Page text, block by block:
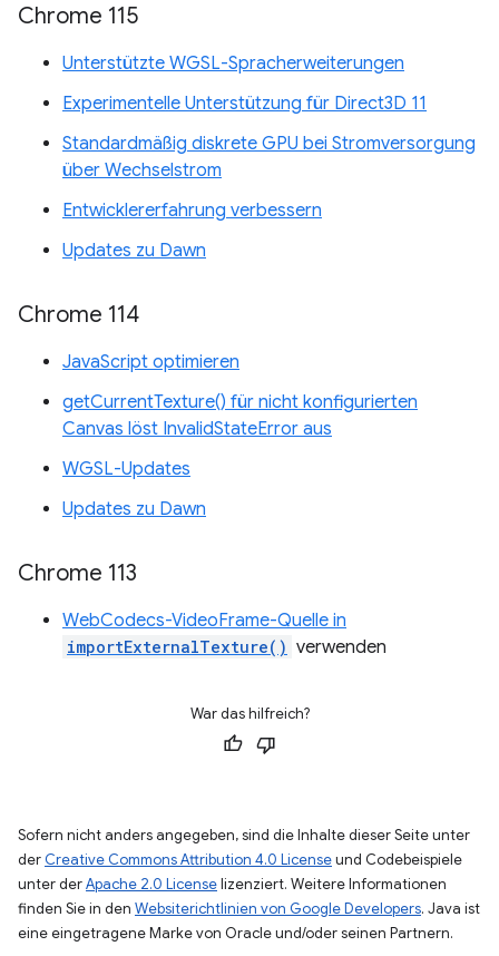
Chrome 115
Unterstützte WGSL-Spracherweiterungen
Experimentelle Unterstützung für Direct3D 11
Standardmäßig diskrete GPU bei Stromversorgung
über Wechselstrom
Entwicklererfahrung verbessern
Updates zu Dawn
Chrome 114
JavaScript optimieren
getCurrentTexture() für nicht konfigurierten
Canvas löst InvalidStateError aus
WGSL-Updates
Updates zu Dawn
Chrome 113
WebCodecs-VideoFrame-Quelle in
importExternalTexture() verwenden
War das hilfreich?
Sofern nicht anders angegeben, sind die Inhalte dieser Seite unter
der Creative Commons Attribution 4.0 Licenseund Codebeispiele
unter derApache 2.0 Licenselizenziert. Weitere Informationen
finden Sie in den Websiterichtlinien von Google Developers. Java ist
eine eingetragene Marke von Oracle und/oder seinen Partnern.